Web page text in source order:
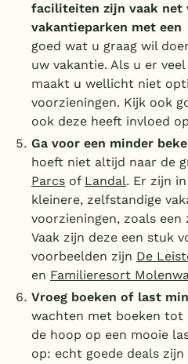
faciliteiten zijn vaak net
vakantieparken met
goed wat u graag wil
uw vakantie. Als u er
maakt u wellicht niet
voorzieningen. Kijk ook
ook deze heeft invloed
Ga voor een minder
hoeft niet altijd naar de
Parcs of Landal. Er zijn
kleinere, zelfstandige
voorzieningen, zoals
Vaak zijn deze een stuk
voorbeelden zijn De
en Familieresort
Vroeg boeken of last
wachten met boeken
de hoop op een mooie
op: echt goede deals